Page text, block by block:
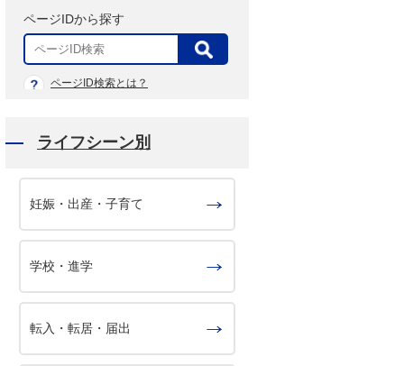
ページIDから探す
表
ページID検索とは？
ライフシーン別
妊娠・出産・子育て
学校・進学
転入・転居・届出